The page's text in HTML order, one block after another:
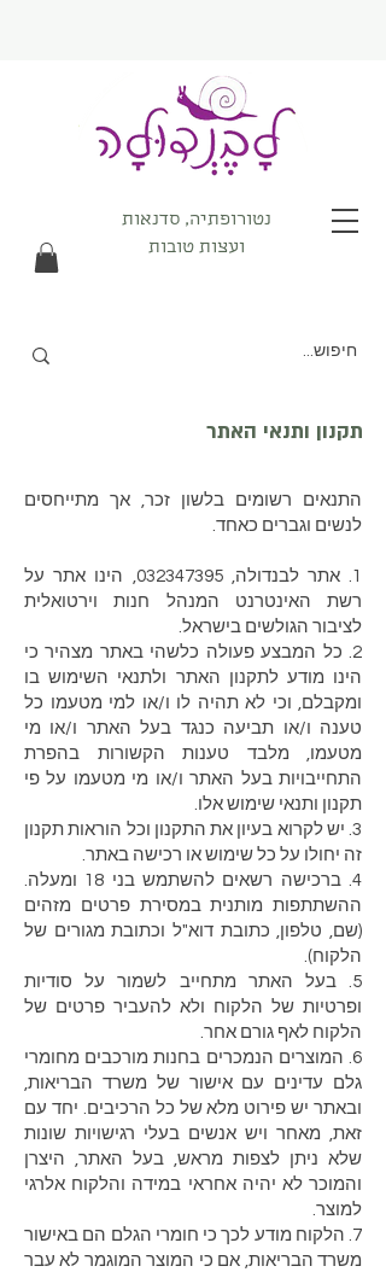
נטורופתיה, סדנאות
ועצות טובות
תקנון ותנאי האתר
התנאים רשומים בלשון זכר, אך מתייחסים
לנשים וגברים כאחד.
1. אתר לבנדולה, 032347395, הינו אתר על
רשת האינטרנט המנהל חנות וירטואלית
לציבור הגולשים בישראל.
2. כל המבצע פעולה כלשהי באתר מצהיר כי
הינו מודע לתקנון האתר ולתנאי השימוש בו
ומקבלם, וכי לא תהיה לו ו/או למי מטעמו כל
טענה ו/או תביעה כנגד בעל האתר ו/או מי
מטעמו, מלבד טענות הקשורות בהפרת
התחייבויות בעל האתר ו/או מי מטעמו על פי
תקנון ותנאי שימוש אלו.
3. יש לקרוא בעיון את התקנון וכל הוראות תקנון
זה יחולו על כל שימוש או רכישה באתר.
4. ברכישה רשאים להשתמש בני 18 ומעלה.
ההשתתפות מותנית במסירת פרטים מזהים
(שם, טלפון, כתובת דוא"ל וכתובת מגורים של
הלקוח).
5. בעל האתר מתחייב לשמור על סודיות
ופרטיות של הלקוח ולא להעביר פרטים של
הלקוח לאף גורם אחר.
6. המוצרים הנמכרים בחנות מורכבים מחומרי
גלם עדינים עם אישור של משרד הבריאות,
ובאתר יש פירוט מלא של כל הרכיבים. יחד עם
זאת, מאחר ויש אנשים בעלי רגישויות שונות
שלא ניתן לצפות מראש, בעל האתר, היצרן
והמוכר לא יהיה אחראי במידה והלקוח אלרגי
למוצר.
7. הלקוח מודע לכך כי חומרי הגלם הם באישור
משרד הבריאות, אם כי המוצר המוגמר לא עבר